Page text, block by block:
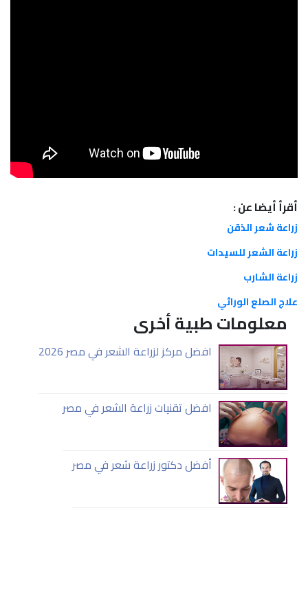
أقرأ أيضا عن :
زراعة شعر الذقن
زراعة الشعر للسيدات
زراعة الشارب
علاج الصلع الوراثي
معلومات طبية أخرى
افضل مركز لزراعة الشعر في مصر 2026
افضل تقنيات زراعة الشعر في مصر
أفضل دكتور زراعة شعر في مصر